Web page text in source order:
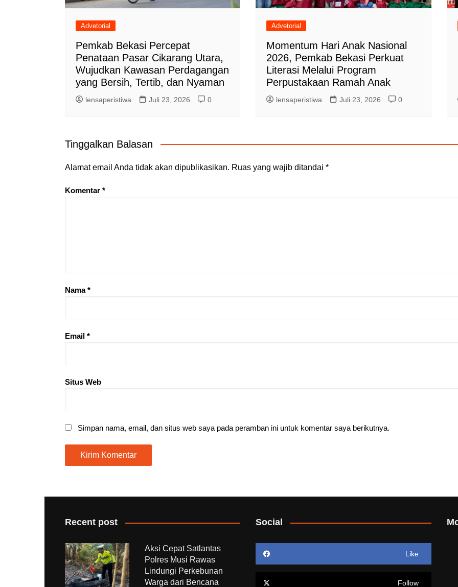
Advetorial
Pemkab Bekasi Percepat
Penataan Pasar Cikarang Utara,
Wujudkan Kawasan Perdagangan
yang Bersih, Tertib, dan Nyaman
lensaperistiwa Juli 23, 2026 0
Advetorial
Momentum Hari Anak Nasional
2026, Pemkab Bekasi Perkuat
Literasi Melalui Program
Perpustakaan Ramah Anak
lensaperistiwa Juli 23, 2026 0
Tinggalkan Balasan
Alamat email Anda tidak akan dipublikasikan. Ruas yang wajib ditandai *
Komentar *
Nama*
Email *
Situs Web
Simpan nama, email, dan situs web saya pada peramban ini untuk komentar saya berikutnya.
Recent post
Aksi Cepat Satlantas
Polres Musi Rawas
Lindungi Perkebunan
Warga dari Bencana
Social
Like
Follow